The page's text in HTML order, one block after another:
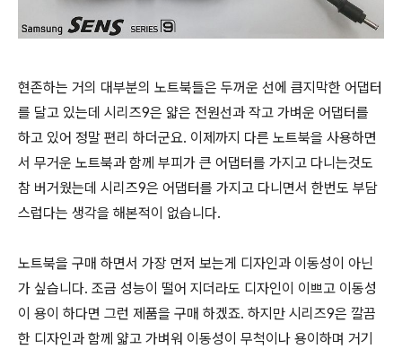
현존하는 거의 대부분의 노트북들은 두꺼운 선에 큼지막한 어댑터
를 달고 있는데 시리즈9은 얇은 전원선과 작고 가벼운 어댑터를
하고 있어 정말 편리 하더군요. 이제까지 다른 노트북을 사용하면
서 무거운 노트북과 함께 부피가 큰 어댑터를 가지고 다니는것도
참 버거웠는데 시리즈9은 어댑터를 가지고 다니면서 한번도 부담
스럽다는 생각을 해본적이 없습니다.
노트북을 구매 하면서 가장 먼저 보는게 디자인과 이동성이 아닌
가 싶습니다. 조금 성능이 떨어 지더라도 디자인이 이쁘고 이동성
이 용이 하다면 그런 제품을 구매 하겠죠. 하지만 시리즈9은 깔끔
한 디자인과 함께 얇고 가벼워 이동성이 무척이나 용이하며 거기